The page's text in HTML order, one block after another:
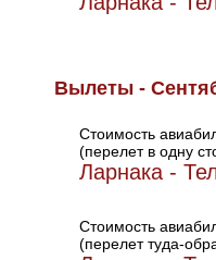
Вылеты -
Стоимость
(перелет в одну
Ларнака -
Стоимость
(перелет туда-